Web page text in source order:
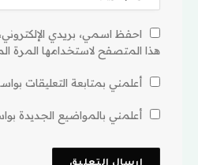
احفظ اسمي، بريدي
هذا المتصفح لاستخدامها المرة
أعلمني بمتابعة التعليقات
أعلمني بالمواضيع الجديدة